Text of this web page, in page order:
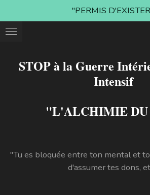
au
contenu
"PERMIS
STOP à la Guerre
Intensif
"L'ALCHIMIE
"Tu es bloquée entre ton mental et
d'assumer tes dons,